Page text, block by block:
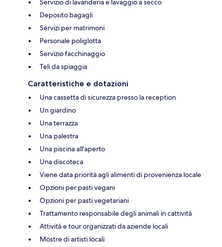
Servizio di lavanderia e lavaggio a secco
Deposito bagagli
Servizi per matrimoni
Personale poliglotta
Servizio facchinaggio
Teli da spiaggia
Caratteristiche e dotazioni
Una cassetta di sicurezza presso la reception
Un giardino
Una terrazza
Una palestra
Una piscina all'aperto
Una discoteca
Viene data priorità agli alimenti di provenienza locale
Opzioni per pasti vegani
Opzioni per pasti vegetariani
Trattamento responsabile degli animali in cattività
Attività e tour organizzati da aziende locali
Mostre di artisti locali